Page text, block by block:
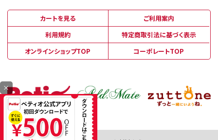
カートを見る
ご利用案内
利用規約
特定商取引法に基づく表示
オンラインショップTOP
コーポレートTOP
×